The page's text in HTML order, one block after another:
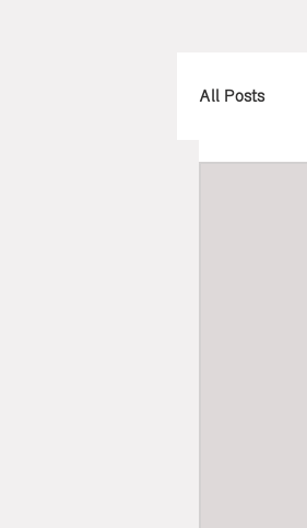
All Posts